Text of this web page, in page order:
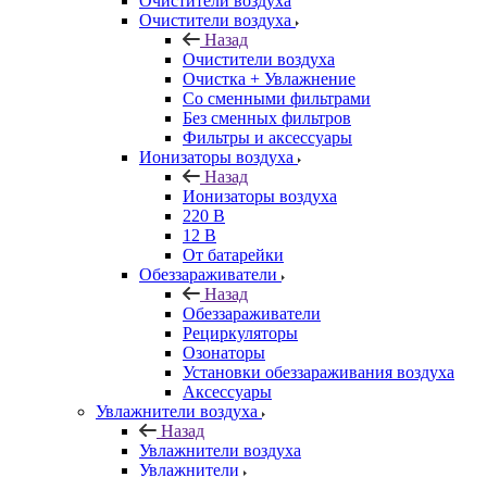
Очистители воздуха
Назад
Очистители воздуха
Очистка + Увлажнение
Cо сменными фильтрами
Без сменных фильтров
Фильтры и аксессуары
Ионизаторы воздуха
Назад
Ионизаторы воздуха
220 В
12 В
От батарейки
Обеззараживатели
Назад
Обеззараживатели
Рециркуляторы
Озонаторы
Установки обеззараживания воздуха
Аксессуары
Увлажнители воздуха
Назад
Увлажнители воздуха
Увлажнители